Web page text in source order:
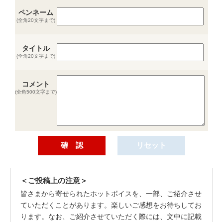
ペンネーム
(全角20文字まで)
タイトル
(全角20文字まで)
コメント
(全角500文字まで)
＜ご投稿上の注意＞
皆さまから寄せられたホットボイスを、一部、ご紹介させ
ていただくことがあります。楽しいご感想をお待ちしてお
ります。なお、ご紹介させていただく際には、文中に記載